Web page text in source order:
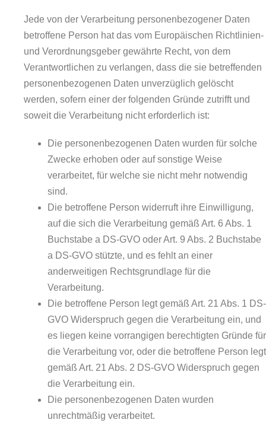
Jede von der Verarbeitung personenbezogener Daten
betroffene Person hat das vom Europäischen Richtlinien-
und Verordnungsgeber gewährte Recht, von dem
Verantwortlichen zu verlangen, dass die sie betreffenden
personenbezogenen Daten unverzüglich gelöscht
werden, sofern einer der folgenden Gründe zutrifft und
soweit die Verarbeitung nicht erforderlich ist:
Die personenbezogenen Daten wurden für solche
Zwecke erhoben oder auf sonstige Weise
verarbeitet, für welche sie nicht mehr notwendig
sind.
Die betroffene Person widerruft ihre Einwilligung,
auf die sich die Verarbeitung gemäß Art. 6 Abs. 1
Buchstabe a DS-GVO oder Art. 9 Abs. 2 Buchstabe
a DS-GVO stützte, und es fehlt an einer
anderweitigen Rechtsgrundlage für die
Verarbeitung.
Die betroffene Person legt gemäß Art. 21 Abs. 1 DS-
GVO Widerspruch gegen die Verarbeitung ein, und
es liegen keine vorrangigen berechtigten Gründe für
die Verarbeitung vor, oder die betroffene Person legt
gemäß Art. 21 Abs. 2 DS-GVO Widerspruch gegen
die Verarbeitung ein.
Die personenbezogenen Daten wurden
unrechtmäßig verarbeitet.